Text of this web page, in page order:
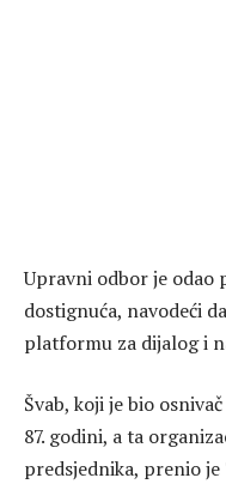
Upravni odbor je odao
dostignuća, navodeći
platformu za dijalog i
Švab, koji je bio
87. godini, a ta
predsjednika, prenio je